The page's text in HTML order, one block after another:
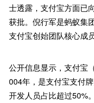
士透露，支付宝方面已
获批。倪行军是蚂蚁集
支付宝创始团队核心成员
公开信息显示，支付宝
004年，是支付宝支付
开发人员占比超过50%